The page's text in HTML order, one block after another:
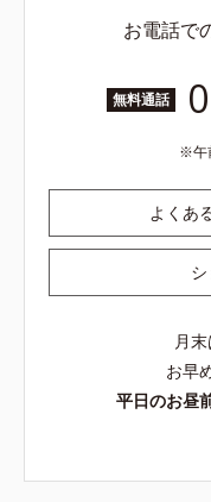
お電話で
無料通話
午
よくあ
月
お早
平日のお昼